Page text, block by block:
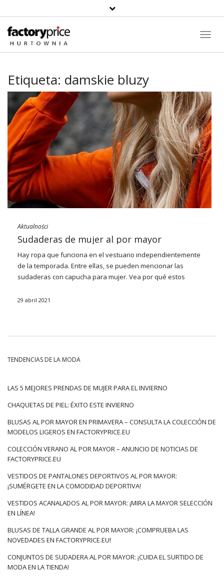
Etiqueta: damskie bluzy
Aktualności
Sudaderas de mujer al por mayor
Hay ropa que funciona en el vestuario independientemente
de la temporada. Entre ellas, se pueden mencionar las
sudaderas con capucha para mujer. Vea por qué estos
por mayor. Conoce las sudaderas con capucha de mujer al
seleccionados. En popularidad, la ropa en modelos de
sudaderas. Los modelos cómodos no comprometen los
capucha mujer Vienen del estilo deportivo y es en ese estilo
gusto, combinamos elementos de estilo deportivo con ropa
para el trabajo, donde …
29 abril 2021
TENDENCIAS DE LA MODA
LAS 5 MEJORES PRENDAS DE MUJER PARA EL INVIERNO
CHAQUETAS DE PIEL: ÉXITO ESTE INVIERNO
BLUSAS AL POR MAYOR EN PRIMAVERA – CONSULTA LA COLECCIÓN DE
MODELOS LIGEROS EN FACTORYPRICE.EU
COLECCIÓN VERANO AL POR MAYOR – ANUNCIO DE NOTICIAS DE
FACTORYPRICE.EU
VESTIDOS DE PANTALONES DEPORTIVOS AL POR MAYOR:
¡SUMÉRGETE EN LA COMODIDAD DEPORTIVA!
VESTIDOS ACANALADOS AL POR MAYOR: ¡MIRA LA MAYOR SELECCIÓN
EN LÍNEA!
BLUSAS DE TALLA GRANDE AL POR MAYOR: ¡COMPRUEBA LAS
NOVEDADES EN FACTORYPRICE.EU!
CONJUNTOS DE SUDADERA AL POR MAYOR: ¡CUIDA EL SURTIDO DE
MODA EN LA TIENDA!